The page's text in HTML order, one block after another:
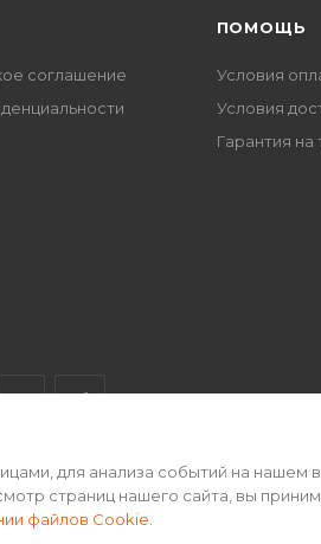
соглашение
ПОМОЩЬ
Условия
Условия
Гарантия на
для анализа событий на нашем
страниц нашего сайта, вы
файлов Cookie